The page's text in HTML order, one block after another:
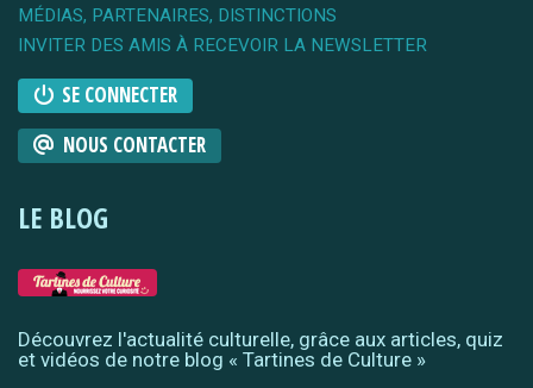
MÉDIAS, PARTENAIRES, DISTINCTIONS
INVITER DES AMIS À RECEVOIR LA NEWSLETTER
SE CONNECTER
NOUS CONTACTER
LE BLOG
Découvrez l'actualité culturelle, grâce aux articles, quiz
et vidéos de notre blog « Tartines de Culture »